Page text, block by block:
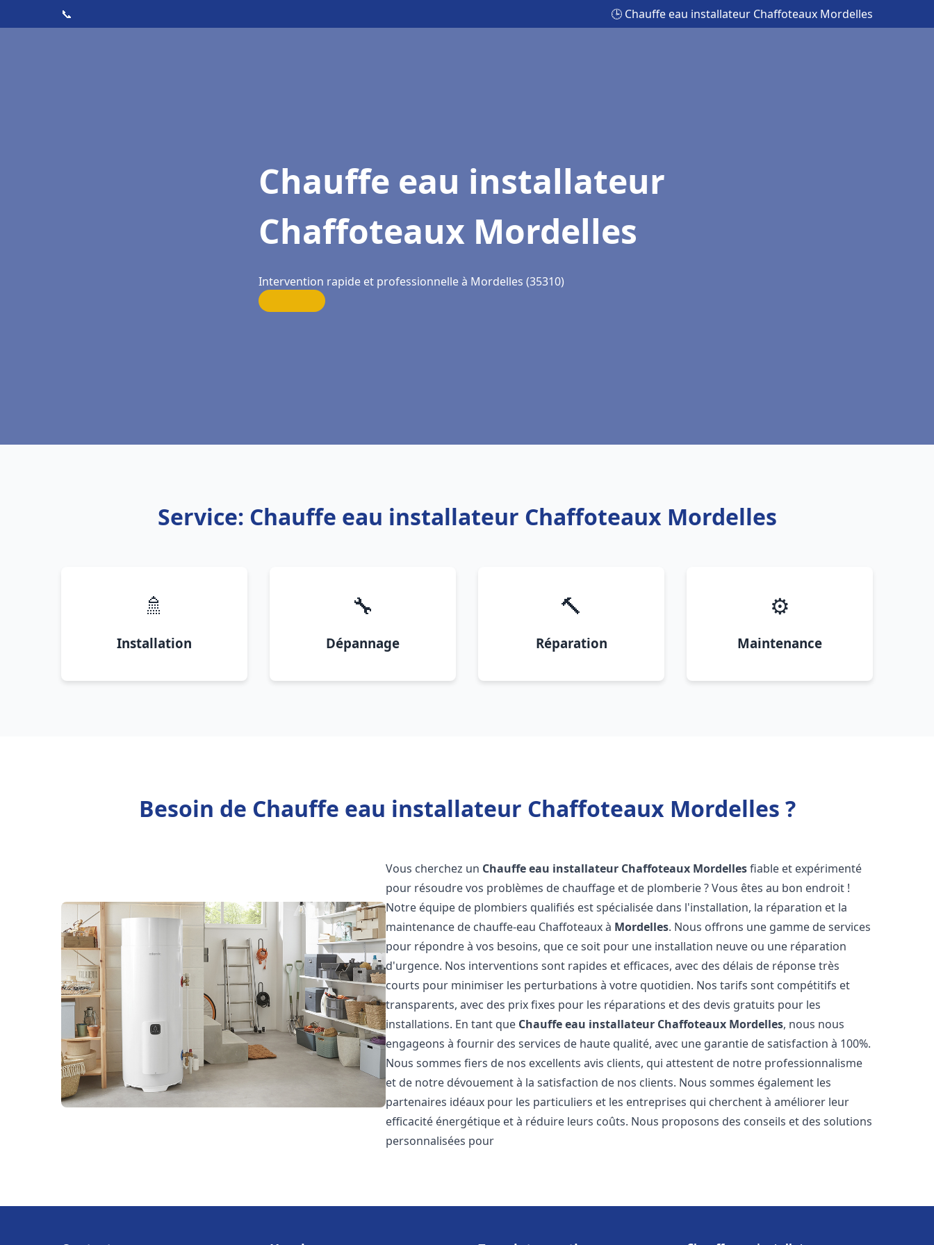
📞 🕒 Chauffe eau installateur Chaffoteaux Mordelles
Chauffe eau installateur
Chaffoteaux Mordelles
Intervention rapide et professionnelle à Mordelles (35310)
Service: Chauffe eau installateur Chaffoteaux Mordelles
🚿
Installation
🔧
Dépannage
🔨
Réparation
⚙️
Maintenance
Besoin de Chauffe eau installateur Chaffoteaux Mordelles ?
Vous cherchez un Chauffe eau installateur Chaffoteaux Mordellesfiable et expérimenté
pour résoudre vos problèmes de chauffage et de plomberie ? Vous êtes au bon endroit !
Notre équipe de plombiers qualifiés est spécialisée dans l'installation, la réparation et la
maintenance de chauffe-eau Chaffoteaux à Mordelles. Nous offrons une gamme de services
pour répondre à vos besoins, que ce soit pour une installation neuve ou une réparation
d'urgence. Nos interventions sont rapides et efficaces, avec des délais de réponse très
courts pour minimiser les perturbations à votre quotidien. Nos tarifs sont compétitifs et
transparents, avec des prix fixes pour les réparations et des devis gratuits pour les
installations. En tant que Chauffe eau installateur Chaffoteaux Mordelles, nous nous
engageons à fournir des services de haute qualité, avec une garantie de satisfaction à 100%.
Nous sommes fiers de nos excellents avis clients, qui attestent de notre professionnalisme
et de notre dévouement à la satisfaction de nos clients. Nous sommes également les
partenaires idéaux pour les particuliers et les entreprises qui cherchent à améliorer leur
efficacité énergétique et à réduire leurs coûts. Nous proposons des conseils et des solutions
personnalisées pour